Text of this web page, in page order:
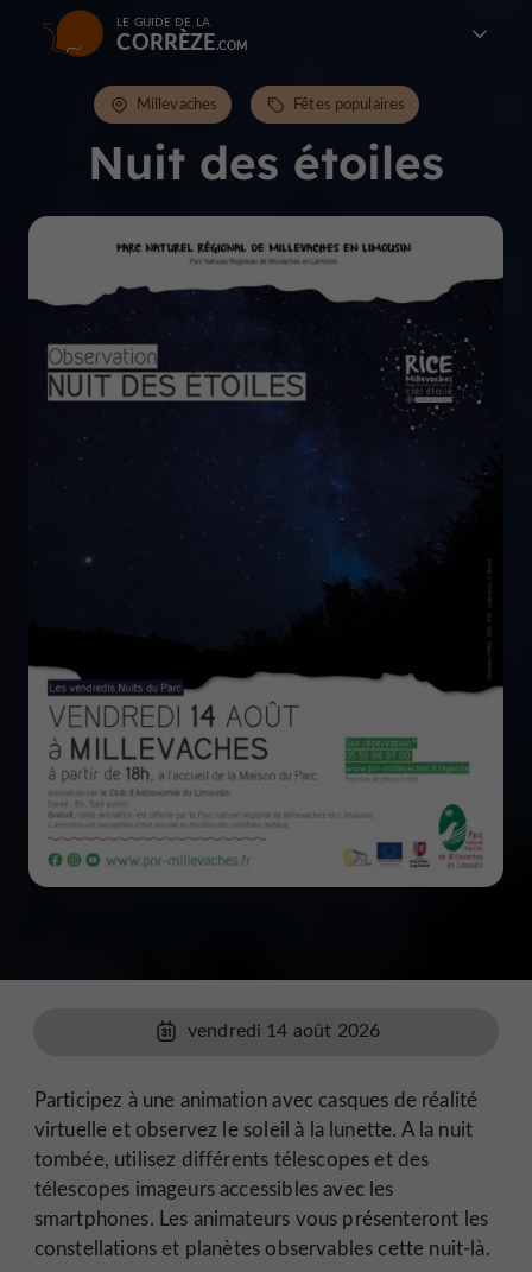
LE GUIDE DE LA
CORRÈZE
Nuit des étoiles
Millevaches Fêtes populaires
vendredi 14 août 2026
Participez à une animation avec casques de réalité
virtuelle et observez le soleil à la lunette. A la nuit
tombée, utilisez différents télescopes et des
télescopes imageurs accessibles avec les
smartphones. Les animateurs vous présenteront les
constellations et planètes observables cette nuit-là.